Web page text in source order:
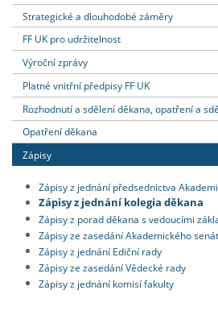
Strategické a dlouhodobé záměry
FF UK pro udržitelnost
Výroční zprávy
Platné vnitřní předpisy FF UK
Rozhodnutí a sdělení děkana, opatření a
Opatření děkana
Zápisy
Zápisy z jednání předsednictva
Zápisy z jednání kolegia děkana
Zápisy z porad děkana s vedoucími
Zápisy ze zasedání Akademického
Zápisy z jednání Ediční rady
Zápisy ze zasedání Vědecké rady
Zápisy z jednání komisí fakulty